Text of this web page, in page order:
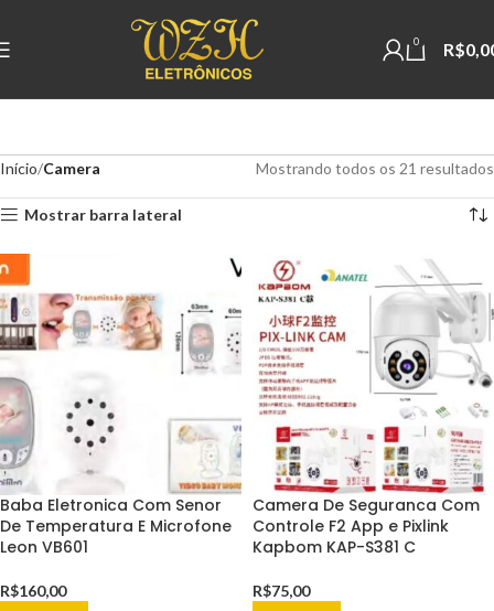
0 R$
Início Camera Mostrando todos os 21 resultados
Mostrar barra lateral
Baba Eletronica Com Senor
De Temperatura E Microfone
Leon VB601
R$160,00
Camera De Seguranca Com
Controle F2 App e Pixlink
Kapbom KAP-S381 C
R$75,00